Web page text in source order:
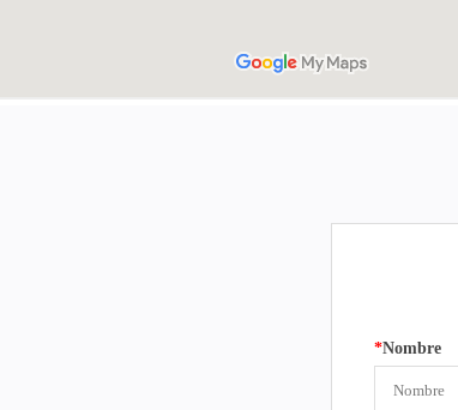
*Nombre